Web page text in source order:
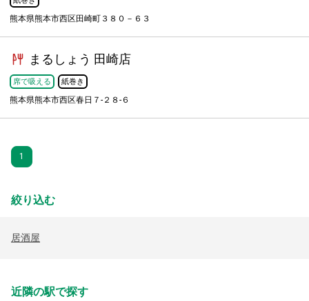
熊本県熊本市西区田崎町３８０－６３
まるしょう 田崎店
席で吸える 紙巻き
熊本県熊本市西区春日７-２８-６
1
絞り込む
居酒屋
近隣の駅で探す